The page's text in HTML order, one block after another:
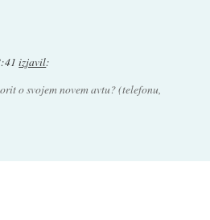
izjavil:
o svojem novem avtu? (telefonu,